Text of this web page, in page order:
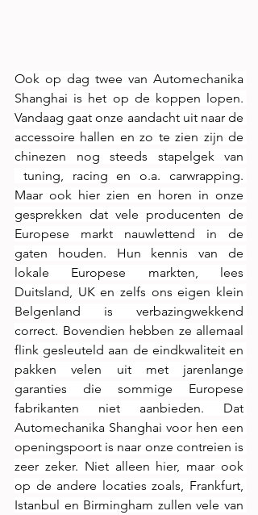
Ook op dag twee van Automechanika
Shanghai is het op de koppen lopen.
Vandaag gaat onze aandacht uit naar de
accessoire hallen en zo te zien zijn de
chinezen nog steeds stapelgek van
tuning, racing en o.a. carwrapping.
Maar ook hier zien en horen in onze
gesprekken dat vele producenten de
Europese markt nauwlettend in de
gaten houden. Hun kennis van de
lokale Europese markten, lees
Duitsland, UK en zelfs ons eigen klein
Belgenland is verbazingwekkend
correct. Bovendien hebben ze allemaal
flink gesleuteld aan de eindkwaliteit en
pakken velen uit met jarenlange
garanties die sommige Europese
fabrikanten niet aanbieden. Dat
Automechanika Shanghai voor hen een
openingspoort is naar onze contreien is
zeer zeker. Niet alleen hier, maar ook
op de andere locaties zoals, Frankfurt,
Istanbul en Birmingham zullen vele van